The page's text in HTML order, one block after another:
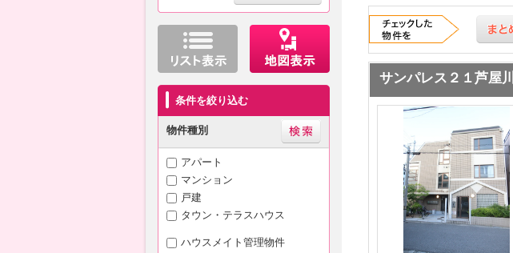
条件を絞り込む
物件種別
アパート
マンション
戸建
タウン・テラスハウス
ハウスメイト管理物件
サンパレス２１芦屋